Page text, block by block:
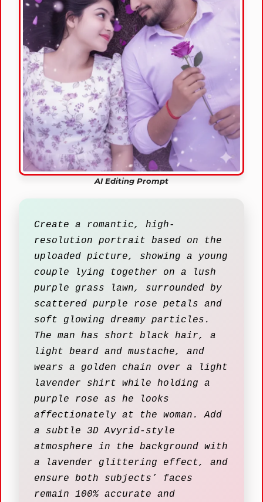
AI Editing Prompt
Create a romantic, high-
resolution portrait based on the
uploaded picture, showing a young
couple lying together on a lush
purple grass lawn, surrounded by
scattered purple rose petals and
soft glowing dreamy particles.
The man has short black hair, a
light beard and mustache, and
wears a golden chain over a light
lavender shirt while holding a
purple rose as he looks
affectionately at the woman. Add
a subtle 3D Avyrid-style
atmosphere in the background with
a lavender glittering effect, and
ensure both subjects’ faces
remain 100% accurate and